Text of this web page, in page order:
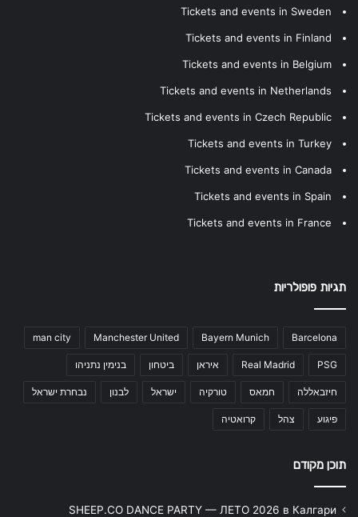
Tickets and events in Sweden
Tickets and events in Finland
Tickets and events in Belgium
Tickets and events in Netherlands
Tickets and events in Czech Republic
Tickets and events in Turkey
Tickets and events in Canada
Tickets and events in Spain
Tickets and events in France
תגיות פופולריות
Barcelona
Bayern Munich
Manchester United
man city
PSG
Real Madrid איראן ביטחון בנימין נתניהו
חיזבאללה חמאס טורקיה ישראל לבנון נבחרת ישראל
פיגוע צהל קרואטיה
תוכן מקודם
SHEEP.CO DANCE PARTY — ЛЕТО 2026 в Калгари